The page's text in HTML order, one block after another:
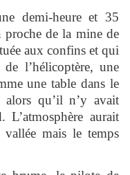
demi-heure et 35
proche de la mine de
aux confins et qui
l’hélicoptère, une
une table dans le
alors qu’il n’y avait
aurait
mais le temps